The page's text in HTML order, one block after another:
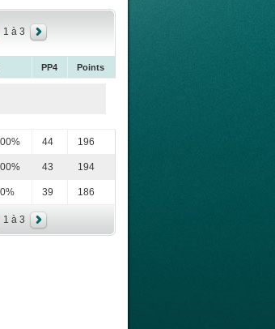
1 à 3
PP4 Points
44 196
43 194
39 186
1 à 3